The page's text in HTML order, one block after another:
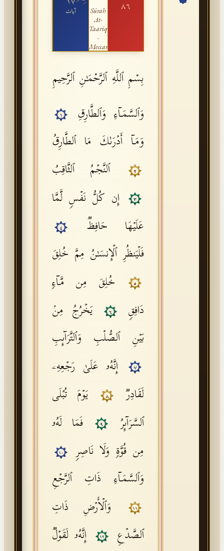
API Documentation
Font Edition Tester
آيات
Sūrah
At-
Taariq
·
Meccan
٨٦
بِسْمِ ٱللَّهِ ٱلرَّحْمَـٰنِ ٱلرَّحِيمِ
وَٱلسَّمَاۤءِ وَٱلطَّارِقِ
١
وَمَاۤ أَدۡرَىٰكَ مَا ٱلطَّارِقُ
٢ ٱلنَّجۡمُ ٱلثَّاقِبُ
٣
إِن كُلُّ نَفۡسࣲ لَّمَّا
عَلَیۡهَا حَافِظࣱ
٤
فَلۡیَنظُرِ ٱلۡإِنسَـٰنُ مِمَّ خُلِقَ
٥
خُلِقَ مِن مَّاۤءࣲ
دَافِقࣲ
٦
یَخۡرُجُ مِنۢ
بَیۡنِ ٱلصُّلۡبِ وَٱلتَّرَاۤىِٕبِ
٧
إِنَّهُۥ عَلَىٰ رَجۡعِهِۦ
لَقَادِرࣱ
٨
یَوۡمَ تُبۡلَى
ٱلسَّرَاۤىِٕرُ
٩
فَمَا لَهُۥ
مِن قُوَّةࣲ وَلَا نَاصِرࣲ
١٠
وَٱلسَّمَاۤءِ ذَاتِ ٱلرَّجۡعِ
١١
وَٱلۡأَرۡضِ ذَاتِ
ٱلصَّدۡعِ
١٢
إِنَّهُۥ لَقَوۡلࣱ